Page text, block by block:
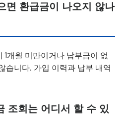
면 환급금이 나오지 않나
1개월 미만이거나 납부금이 없
습니다. 가입 이력과 납부 내역
조회는 어디서 할 수 있